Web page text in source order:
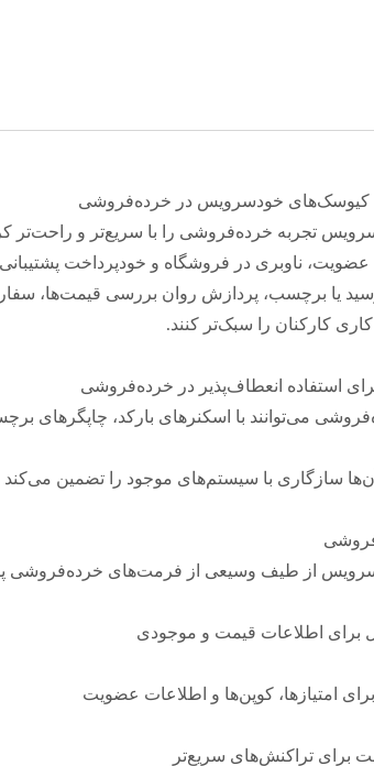
کیوسک‌های خودسرویس در خرده‌فروشی
ناوبری در فروشگاه و خودپرداخت
رسید یا برچسب، پردازش روان بررسی قیمت‌ها،
کارکنان را سبک‌تر کنند.
استفاده انعطاف‌پذیر در خرده‌فروشی
سازگاری با سیستم‌های موجود را تضمین
از طیف وسیعی از فرمت‌های خرده‌فروشی
اطلاعات قیمت و موجودی
امتیازها، کوپن‌ها و اطلاعات عضویت
برای تراکنش‌های سریع‌تر